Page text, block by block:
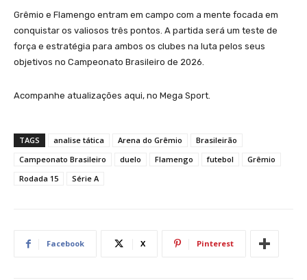
Grêmio e Flamengo entram em campo com a mente focada em
conquistar os valiosos três pontos. A partida será um teste de
força e estratégia para ambos os clubes na luta pelos seus
objetivos no Campeonato Brasileiro de 2026.
Acompanhe atualizações aqui, no Mega Sport.
TAGS analise tática Arena do Grêmio
Brasileirão
Campeonato Brasileiro
duelo Flamengo futebol
Grêmio
Rodada 15
Série A
Facebook X Pinterest